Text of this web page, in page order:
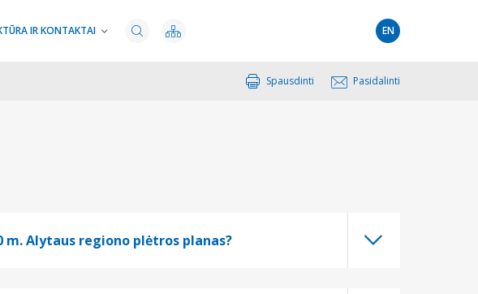
IR KONTAKTAI EN
Spausdinti Pasidalinti
m. Alytaus regiono plėtros planas?